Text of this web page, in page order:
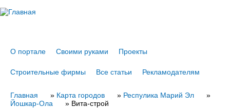
О портале Своими руками Проекты
Строительные фирмы Все статьи Рекламодателям
Вы
Главная » Карта городов » Респулика Марий Эл
»
Йошкар-Ола
» Вита-строй